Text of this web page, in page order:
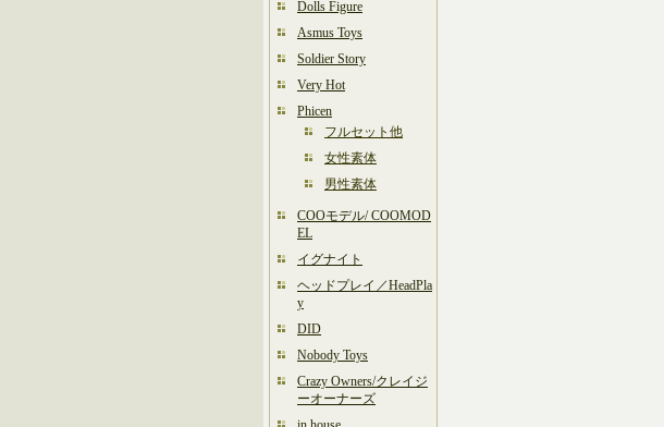
Dolls Figure
Asmus Toys
Soldier Story
Very Hot
Phicen
フルセット他
女性素体
男性素体
COOモデル/ COOMOD
EL
イグナイト
ヘッドプレイ／HeadPla
y
DID
Nobody Toys
Crazy Owners/クレイジ
ーオーナーズ